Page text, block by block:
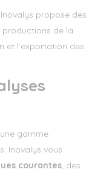
propose des
productions de la
et l’exportation des
gamme
Inovalys vous
courantes, des